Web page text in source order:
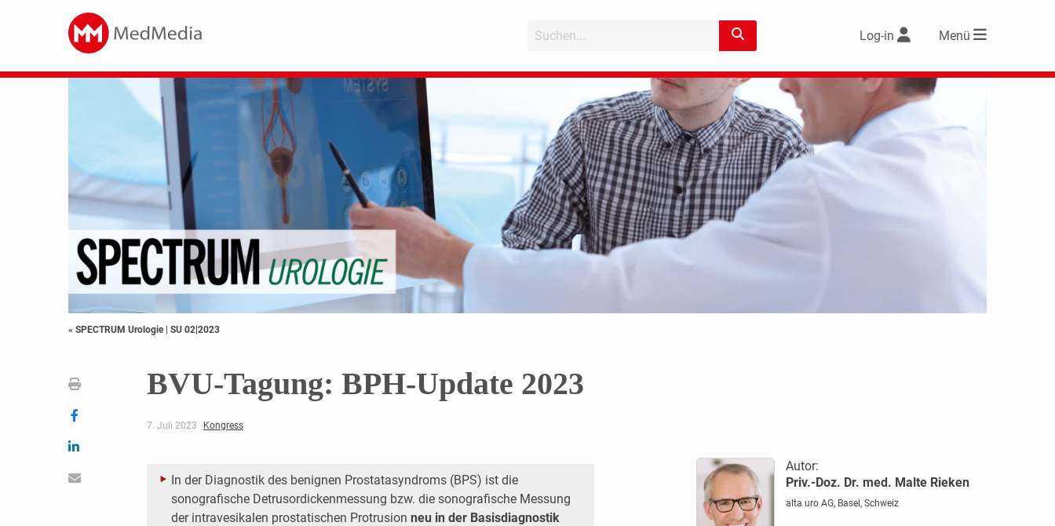
Log-in Menü
« SPECTRUM Urologie | SU 02|2023
BVU-Tagung: BPH-Update 2023
7. Juli 2023 Kongress
In der Diagnostik des benignen Prostatasyndroms (BPS) ist die
sonografische Detrusordickenmessung bzw. die sonografische Messung
der intravesikalen prostatischen Protrusion neu in der Basisdiagnostik
Autor:
Priv.-Doz. Dr. med. Malte Rieken
alta uro AG, Basel, Schweiz